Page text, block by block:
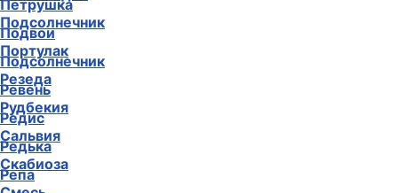
Подсолнечник
Портулак
Резеда
Рудбекия
Сальвия
Скабиоза
Петрушка
Подвои
Подсолнечник
Ревень
Редис
Редька
Репа